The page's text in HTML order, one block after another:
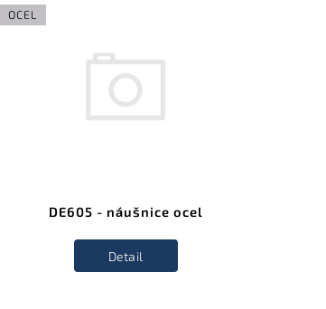
OCEL
DE605 - náušnice ocel
Detail